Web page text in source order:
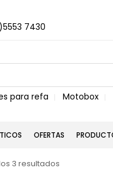
7430
para refa Motobox
OFERTAS
3 resultados